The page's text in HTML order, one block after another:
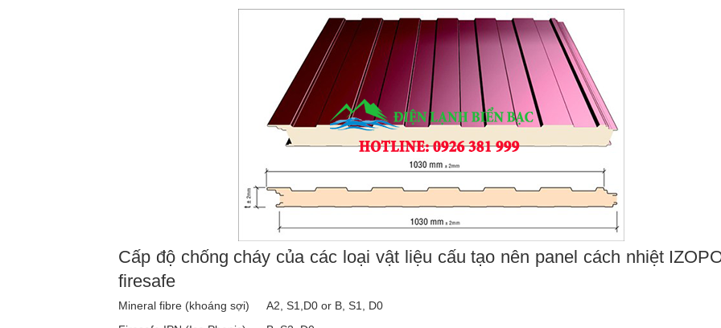
Cấp độ chống cháy của các loại vật liệu cấu tạo nên panel cách nhiệt
firesafe
Mineral fibre (khoáng sợi)
A2, S1,D0 or B, S1, D0